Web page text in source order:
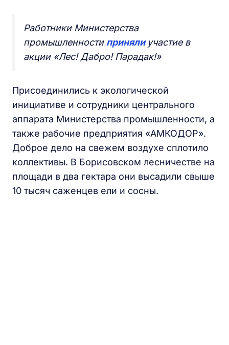
Работники Министерства
промышленности приняли участие в
акции «Лес! Дабро! Парадак!»
Присоединились к экологической
инициативе и сотрудники центрального
аппарата Министерства промышленности, а
также рабочие предприятия «АМКОДОР».
Доброе дело на свежем воздухе сплотило
коллективы. В Борисовском лесничестве на
площади в два гектара они высадили свыше
10 тысяч саженцев ели и сосны.